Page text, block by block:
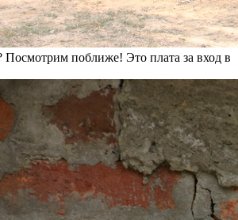
Посмотрим поближе! Это плата за вход в